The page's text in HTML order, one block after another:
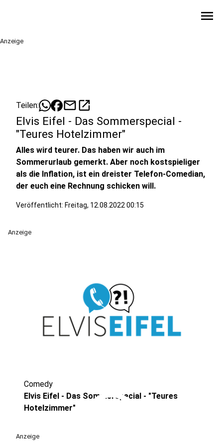
menu
Anzeige
Teilen: mailopen_in_new
Elvis Eifel - Das Sommerspecial -
"Teures Hotelzimmer"
Alles wird teurer. Das haben wir auch im
Sommerurlaub gemerkt. Aber noch kostspieliger
als die Inflation, ist ein dreister Telefon-Comedian,
der euch eine Rechnung schicken will.
Veröffentlicht: Freitag, 12.08.2022 00:15
Anzeige
play_circle
Comedy
Elvis Eifel - Das Sommerspecial - "Teures
Hotelzimmer"
Anzeige